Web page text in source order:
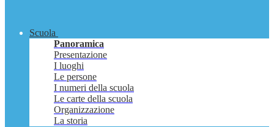
Scuola
Panoramica
Presentazione
I luoghi
Le persone
I numeri della scuola
Le carte della scuola
Organizzazione
La storia